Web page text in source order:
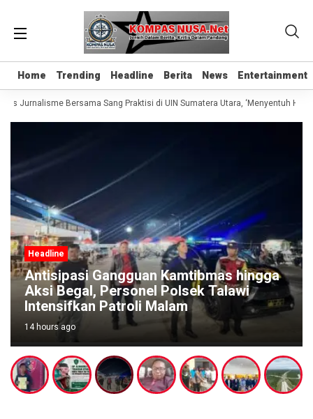
Home Trending Headline Berita News Entertainment
Home Trending Headline Berita News Entertainment
Jurnalisme Bersama Sang Praktisi di UIN Sumatera Utara, ‘Menyentuh Hati
Headline
Antisipasi Gangguan Kamtibmas hingga
Aksi Begal, Personel Polsek Talawi
Intensifkan Patroli Malam
14 hours ago